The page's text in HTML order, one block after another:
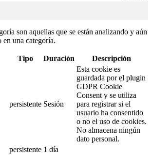
son aquellas que se están analizando y aún
en una categoría.
Tipo Duración Descripción
persistente Sesión
Esta cookie es
guardada por el plugin
GDPR Cookie
Consent y se utiliza
para registrar si el
usuario ha consentido
o no el uso de cookies.
No almacena ningún
dato personal.
persistente 1 día